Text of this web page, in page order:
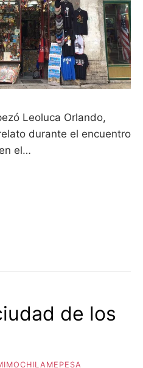
Leoluca Orlando,
durante el encuentro
el…
de los